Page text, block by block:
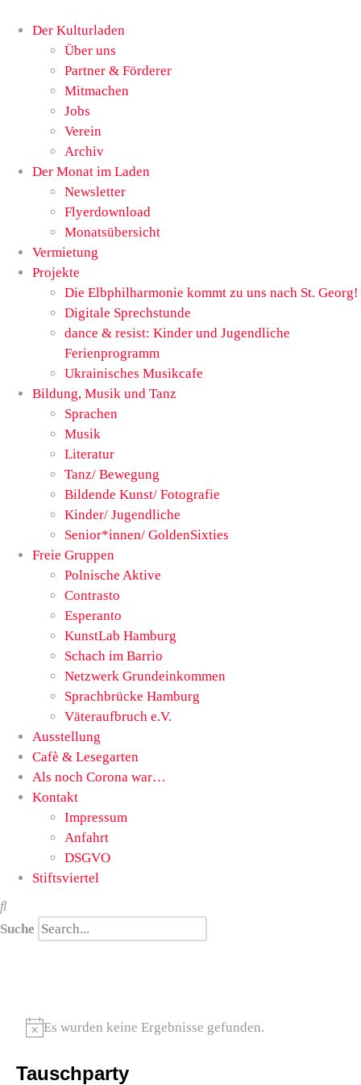
Der Kulturladen
Über uns
Partner & Förderer
Mitmachen
Jobs
Verein
Archiv
Der Monat im Laden
Newsletter
Flyerdownload
Monatsübersicht
Vermietung
Projekte
Die Elbphilharmonie kommt zu uns nach St. Georg!
Digitale Sprechstunde
dance & resist: Kinder und Jugendliche
Ferienprogramm
Ukrainisches Musikcafe
Bildung, Musik und Tanz
Sprachen
Musik
Literatur
Tanz/ Bewegung
Bildende Kunst/ Fotografie
Kinder/ Jugendliche
Senior*innen/ GoldenSixties
Freie Gruppen
Polnische Aktive
Contrasto
Esperanto
KunstLab Hamburg
Schach im Barrio
Netzwerk Grundeinkommen
Sprachbrücke Hamburg
Väteraufbruch e.V.
Ausstellung
Cafè & Lesegarten
Als noch Corona war…
Kontakt
Impressum
Anfahrt
DSGVO
Stiftsviertel
Suche
Hinweis
Es wurden keine Ergebnisse gefunden.
Tauschparty